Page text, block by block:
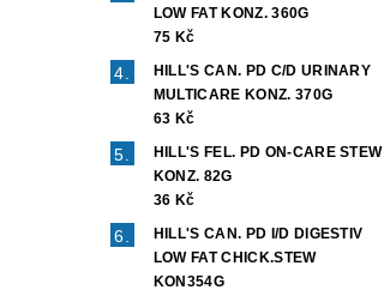
LOW FAT KONZ. 360G
75 Kč
HILL'S CAN. PD C/D URINARY
MULTICARE KONZ. 370G
63 Kč
HILL'S FEL. PD ON-CARE STEW
KONZ. 82G
36 Kč
HILL'S CAN. PD I/D DIGESTIV
LOW FAT CHICK.STEW
KON354G